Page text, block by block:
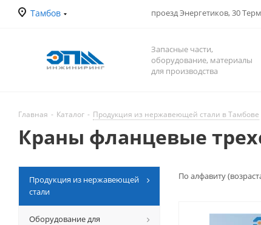
Тамбов проезд Энергетиков, 30
Запасные части,
оборудование, материалы
для производства
Главная - Каталог - Продукция из нержавеющей стали в Тамбове
Краны фланцевые
По алфавиту
Продукция из нержавеющей
стали
Оборудование для